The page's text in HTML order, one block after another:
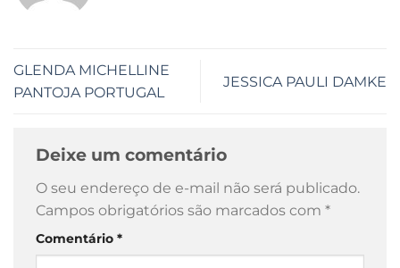
GLENDA MICHELLINE
PANTOJA PORTUGAL
JESSICA PAULI DAMKE
Deixe um comentário
O seu endereço de e-mail não será publicado.
Campos obrigatórios são marcados com *
Comentário *